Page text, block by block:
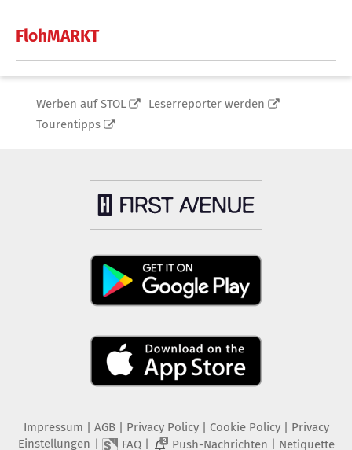
FlohMARKT
Werben auf STOL
Leserreporter werden
Tourentipps
Impressum AGB Privacy Policy| Cookie Policy| Privacy
Einstellungen
FAQ| 2 Push-Nachrichten Netiquette